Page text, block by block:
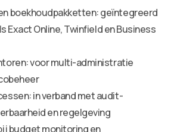
boekhoudpakketten: geïntegreerd
Exact Online, Twinfield en Business
voor multi-administratie
in verband met audit-
en regelgeving
budget monitoring en